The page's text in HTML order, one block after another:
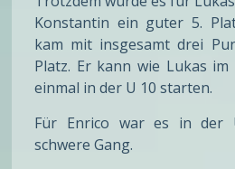
Konstantin ein guter 5.
kam mit insgesamt drei
Platz. Er kann wie Lukas im
einmal in der U 10 starten.
Für Enrico war es in der
schwere Gang.